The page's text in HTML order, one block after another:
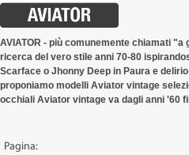
AVIATOR - più comunemente chiamati
ricerca del vero stile anni 70-80
Scarface o Jhonny Deep in Paura e
proponiamo modelli Aviator vintage
occhiali Aviator vintage va dagli anni '60
Pagina: